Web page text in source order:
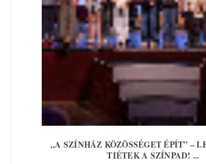
„A SZÍNHÁZ KÖZÖSSÉGET ÉPÍT” –
TIÉTEK A SZÍNPAD! ...